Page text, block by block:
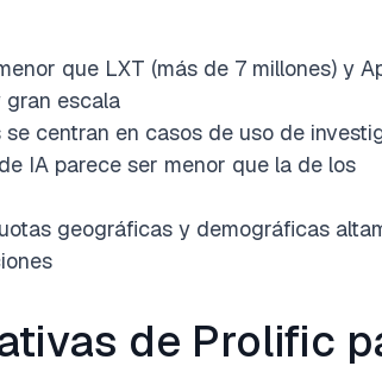
que LXT (más de 7 millones) y
gran escala
centran en casos de uso de
IA parece ser menor que la de los
geográficas y demográficas
de Prolific